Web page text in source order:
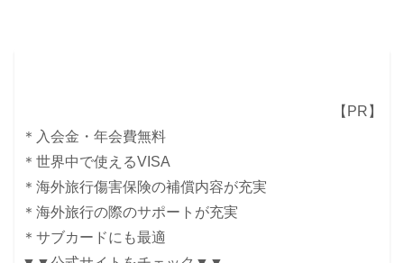
【PR】
＊入会金・年会費無料
＊世界中で使えるVISA
＊海外旅行傷害保険の補償内容が充実
＊海外旅行の際のサポートが充実
＊サブカードにも最適